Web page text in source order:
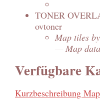
TONER
ovtoner
Map tiles by
— Map
Verfügbare
Kurzbeschreibung